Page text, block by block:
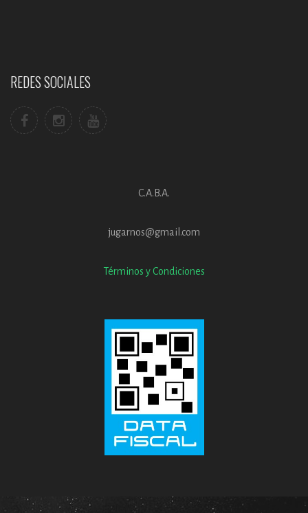
REDES SOCIALES
C.A.B.A.
jugarnos@gmail.com
Términos y Condiciones